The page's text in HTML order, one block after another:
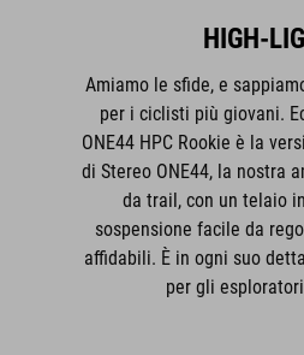
HIGH-
Amiamo le sfide, e
per i ciclisti più giovani.
ONE44 HPC Rookie è la
di Stereo ONE44, la nostra
da trail, con un telaio
sospensione facile da
affidabili. È in ogni suo
per gli